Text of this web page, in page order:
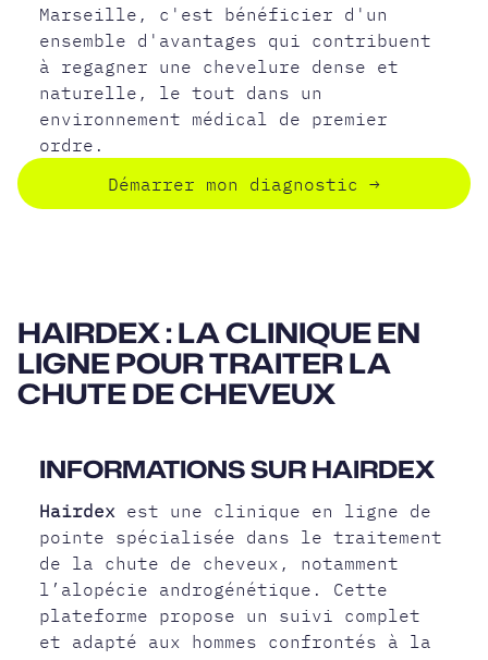
Marseille, c'est bénéficier d'un
ensemble d'avantages qui contribuent
à regagner une chevelure dense et
naturelle, le tout dans un
environnement médical de premier
ordre.
Démarrer mon diagnostic →
HAIRDEX : LA CLINIQUE EN
LIGNE POUR TRAITER LA
CHUTE DE CHEVEUX
INFORMATIONS SUR HAIRDEX
Hairdex est une clinique en ligne de
pointe spécialisée dans le traitement
de la chute de cheveux, notamment
l’alopécie androgénétique. Cette
plateforme propose un suivi complet
et adapté aux hommes confrontés à la